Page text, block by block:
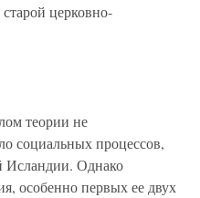
церковно-
теории не
социальных процессов,
Исландии. Однако
особенно первых ее двух